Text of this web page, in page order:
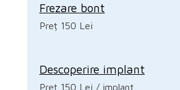
Frezare bont
Preț 150 Lei
Descoperire implant
Preț 150 Lei / implant